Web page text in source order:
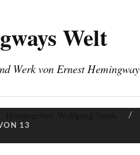
Welt
Werk von Ernest Hemingway
13